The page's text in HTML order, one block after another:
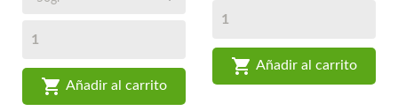
 Añadir al carrito
 Añadir al carrito